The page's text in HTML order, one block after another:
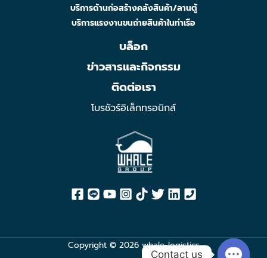
บริการด้านก่อสร้างคลังสินค้า/ลานตู้
บริการแรงงานขนถ่ายสินค้าในท่าเรือ
บล็อก
ข่าวสารและกิจกรรม
ติดต่อเรา
โบรชัวร์อิเล็กทรอนิกส์
Copyright © 2026 whale-logistics
Contact us